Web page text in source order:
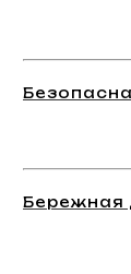
Бережная